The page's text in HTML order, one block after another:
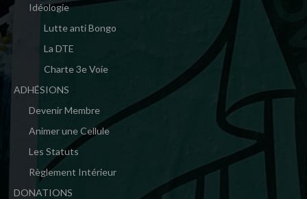
Idéologie
Lutte anti Bongo
La DTE
Charte 3e Voie
ADHÉSIONS
Devenir Membre
Animer une Cellule
Les Statuts
Règlement Intérieur
DONATIONS